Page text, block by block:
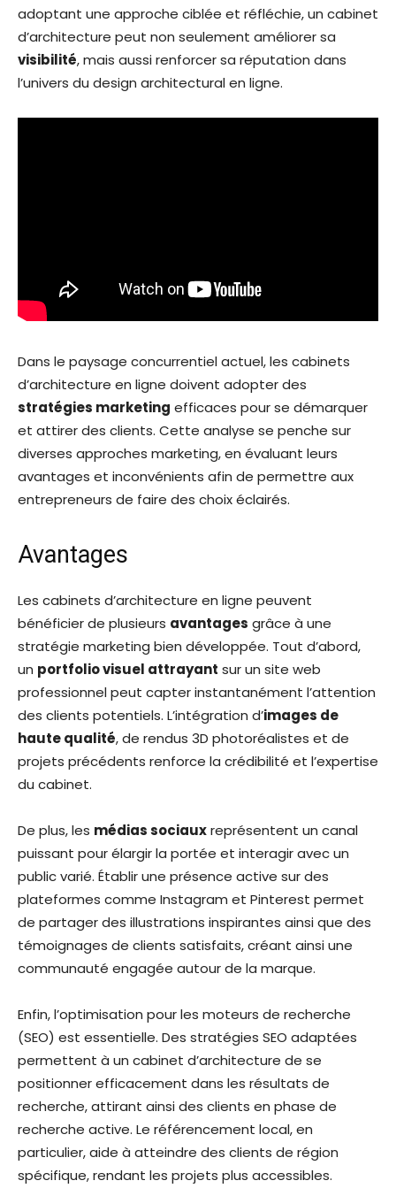
adoptant une approche ciblée et réfléchie, un cabinet
d’architecture peut non seulement améliorer sa
visibilité, mais aussi renforcer sa réputation dans
l’univers du design architectural en ligne.
Dans le paysage concurrentiel actuel, les cabinets
d’architecture en ligne doivent adopter des
stratégies marketing efficaces pour se démarquer
et attirer des clients. Cette analyse se penche sur
diverses approches marketing, en évaluant leurs
avantages et inconvénients afin de permettre aux
entrepreneurs de faire des choix éclairés.
Avantages
Les cabinets d’architecture en ligne peuvent
bénéficier de plusieurs avantages grâce à une
stratégie marketing bien développée. Tout d’abord,
un portfolio visuel attrayant sur un site web
professionnel peut capter instantanément l’attention
des clients potentiels. L’intégration d’images de
haute qualité, de rendus 3D photoréalistes et de
projets précédents renforce la crédibilité et l’expertise
du cabinet.
De plus, les médias sociauxreprésentent un canal
puissant pour élargir la portée et interagir avec un
public varié. Établir une présence active sur des
plateformes comme Instagram et Pinterest permet
de partager des illustrations inspirantes ainsi que des
témoignages de clients satisfaits, créant ainsi une
communauté engagée autour de la marque.
Enfin, l’optimisation pour les moteurs de recherche
(SEO) est essentielle. Des stratégies SEO adaptées
permettent à un cabinet d’architecture de se
positionner efficacement dans les résultats de
recherche, attirant ainsi des clients en phase de
recherche active. Le référencement local, en
particulier, aide à atteindre des clients de région
spécifique, rendant les projets plus accessibles.